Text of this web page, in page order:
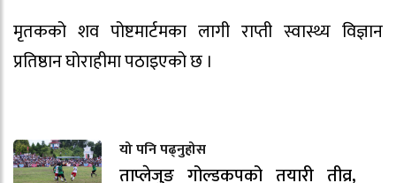
मृतकको शव पोष्टमार्टमका लागी राप्ती स्वास्थ्य विज्ञान
प्रतिष्ठान घोराहीमा पठाइएको छ ।
यो पनि पढ्नुहोस
ताप्लेजुङ गोल्डकपको तयारी तीव्र,